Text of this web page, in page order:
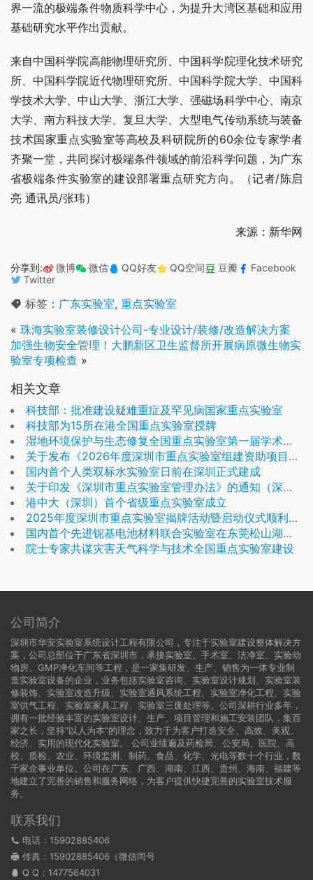
界一流的极端条件物质科学中心，为提升大湾区基础和应用
基础研究水平作出贡献。
来自中国科学院高能物理研究所、中国科学院理化技术研究
所、中国科学院近代物理研究所、中国科学院大学、中国科
学技术大学、中山大学、浙江大学、强磁场科学中心、南京
大学、南方科技大学、复旦大学、大型电气传动系统与装备
技术国家重点实验室等高校及科研院所的60余位专家学者
齐聚一堂，共同探讨极端条件领域的前沿科学问题，为广东
省极端条件实验室的建设部署重点研究方向。（记者/陈启
亮 通讯员/张玮）
来源：新华网
分享到: 微博 微信 QQ好友 QQ空间 豆瓣
Facebook
Twitter
标签： 广东实验室, 重点实验室
« 珠海实验室装修设计公司-专业设计/装修/改造解决方案
加强生物安全管理！大鹏新区卫生监督所开展病原微生物实
验室专项检查 »
相关文章
科技部：批准建设疑难重症及罕见病国家重点实验室
科技部为15所在港全国重点实验室授牌
湿地环境保护与生态修复全国重点实验室第一届学术委员会会议召开
关于发布《2026年度深圳市重点实验室组建资助项目申请指南》的通知
国内首个人类双标水实验室日前在深圳正式建成
关于印发《深圳市重点实验室管理办法》的通知（深科创规〔2024〕2号）
港中大（深圳）首个省级重点实验室成立
2025年度深圳市重点实验室揭牌活动暨启动仪式顺利举行
国内首个先进铌基电池材料联合实验室在东莞松山湖揭牌
院士专家共谋灾害天气科学与技术全国重点实验室建设
公司简介
深圳市华安实验室系统设计工程有限公司，专注于实验室建设整体解决方
案，公司总部位于广东省深圳市，承接实验室、手术室、洁净室、实验动
物房、GMP净化车间等工程，是一家集研发、生产、销售为一体专业制
造实验室设备的企业，业务包括实验室咨询、实验室设计规划、实验室装
修装饰、实验室改造升级、实验室通风系统工程、实验室净化工程、实验
室供气工程、实验室家具工程、实验室三废处理等。公司深耕行业多年，
拥有一批经验丰富的实验室设计、生产、项目管理和施工安装团队，集百
家之长，坚持“以人为本”的理念，致力于为客户打造安全、高效、美观、
经济、实用的现代化实验室。 公司业绩遍及药检局、公安局、医院、高
校、质检、农业、环境监测、制药、食品、化学、光电等数十个行业，数
千家企事业单位。公司在广东、广西、湖南、江西、贵州、海南、福建等
地建立了完善的销售和服务网络，为客户提供快捷完善的实验室技术服
务。
联系我们
电话：15902885406
传真：15902885406（微信同号
Q Q： 1477564031